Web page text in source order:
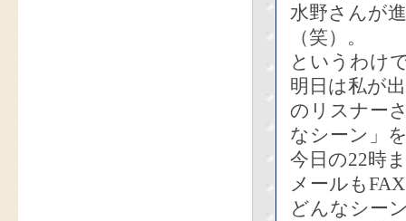
水野さんが
（笑）。
というわけ
明日は私が
のリスナー
なシーン」
今日の22時
メールも
どんなシー